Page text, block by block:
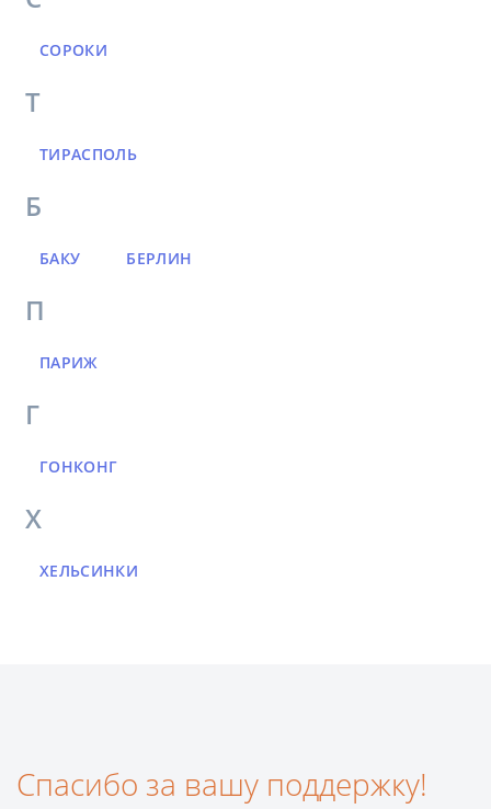
СОРОКИ
Т
ТИРАСПОЛЬ
Б
БАКУ БЕРЛИН
П
ПАРИЖ
Г
ГОНКОНГ
Х
ХЕЛЬСИНКИ
Спасибо за вашу поддержку!